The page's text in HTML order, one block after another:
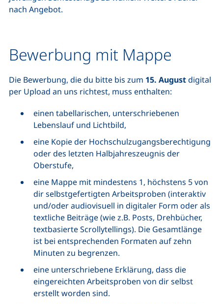
nach Angebot.
Bewerbung mit Mappe
Die Bewerbung, die du bitte bis zum 15. Augustdigital
per Upload an uns richtest, muss enthalten:
einen tabellarischen, unterschriebenen
Lebenslauf und Lichtbild,
eine Kopie der Hochschulzugangsberechtigung
oder des letzten Halbjahreszeugnis der
Oberstufe,
eine Mappe mit mindestens 1, höchstens 5 von
dir selbstgefertigten Arbeitsproben (interaktiv
und/oder audiovisuell in digitaler Form oder als
textliche Beiträge (wie z.B. Posts, Drehbücher,
textbasierte Scrollytellings). Die Gesamtlänge
ist bei entsprechenden Formaten auf zehn
Minuten zu begrenzen.
eine unterschriebene Erklärung, dass die
eingereichten Arbeitsproben von dir selbst
erstellt worden sind.